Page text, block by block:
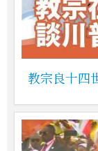
教宗良十四